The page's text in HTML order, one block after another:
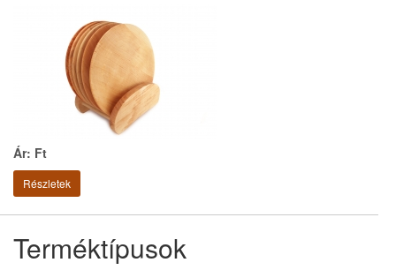
Ár: Ft
Részletek
Terméktípusok